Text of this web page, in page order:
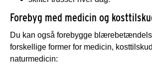
Forebyg med medicin og
Du kan også forebygge
forskellige former for medicin,
naturmedicin: